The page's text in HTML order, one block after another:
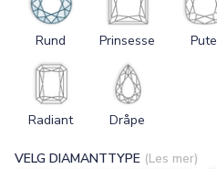
VELG DIAMANTTYPE (Les mer)
Rund Prinsesse Pute
Radiant Dråpe